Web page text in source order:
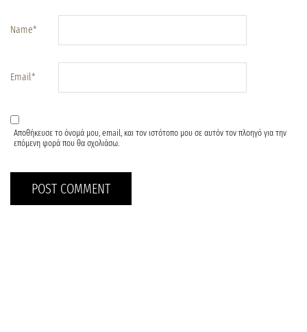
Name*
Email*
Αποθήκευσε το όνομά μου, email, και τον ιστότοπο μου σε αυτόν τον πλοηγό για την
επόμενη φορά που θα σχολιάσω.